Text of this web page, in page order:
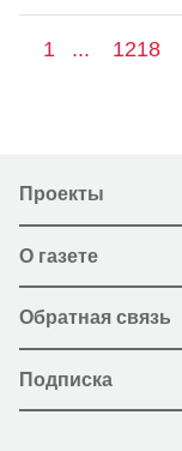
1 ... 1218
Проекты
О газете
Обратная связь
Подписка